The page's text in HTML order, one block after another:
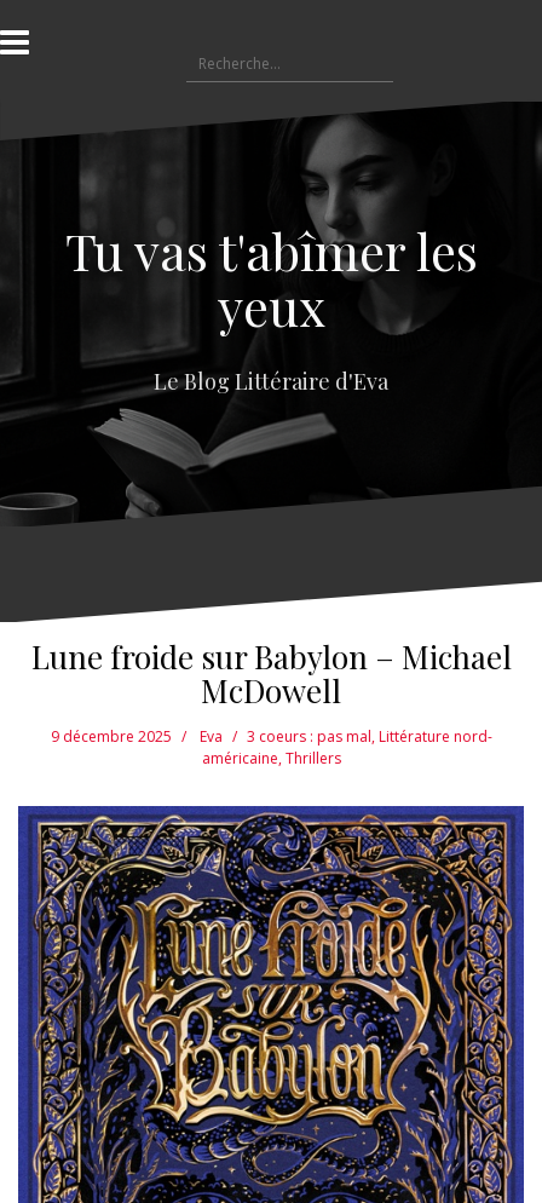
l
a
e
e
Tu vas t'abîmer les
yeux
Le Blog Littéraire d'Eva
Lune froide sur Babylon – Michael
McDowell
9 décembre 2025 Eva 3 coeurs : pas mal,Littérature nord-
américaine,Thrillers